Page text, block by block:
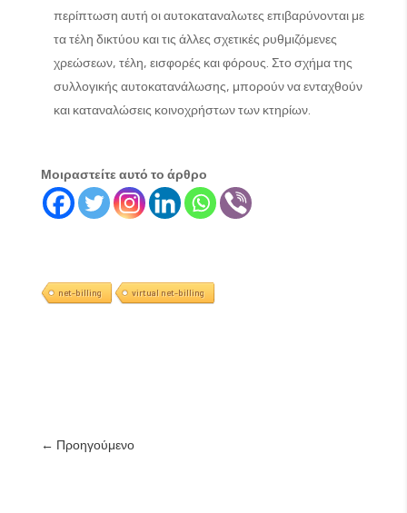
περίπτωση αυτή οι αυτοκαταναλωτες επιβαρύνονται με
τα τέλη δικτύου και τις άλλες σχετικές ρυθμιζόμενες
χρεώσεων, τέλη, εισφορές και φόρους. Στο σχήμα της
συλλογικής αυτοκατανάλωσης, μπορούν να ενταχθούν
και καταναλώσεις κοινοχρήστων των κτηρίων.
Μοιραστείτε αυτό το άρθρο
net-billing virtual net-billing
← Προηγούμενο